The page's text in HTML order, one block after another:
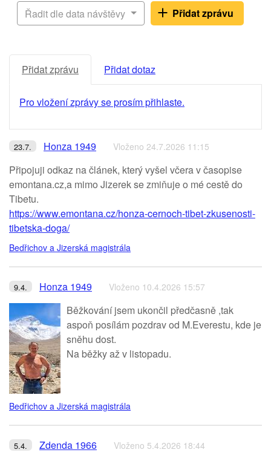
Řadit dle data návštěvy
Přidat zprávu
Přidat zprávu Přidat dotaz
Pro vložení zprávy se prosím přihlaste.
23.7. Honza 1949 Vloženo 24.7.2026 11:15
Připojuji odkaz na článek, který vyšel včera v časopise
emontana.cz,a mimo Jizerek se zmiňuje o mé cestě do
Tibetu.
https://www.emontana.cz/honza-cernoch-tibet-zkusenosti-
tibetska-doga/
Bedřichov a Jizerská magistrála
9.4. Honza 1949 Vloženo 10.4.2026 15:57
Běžkování jsem ukončil předčasně ,tak
aspoň posílám pozdrav od M.Everestu, kde je
sněhu dost.
Na běžky až v listopadu.
Bedřichov a Jizerská magistrála
5.4. Zdenda 1966 Vloženo 5.4.2026 18:44